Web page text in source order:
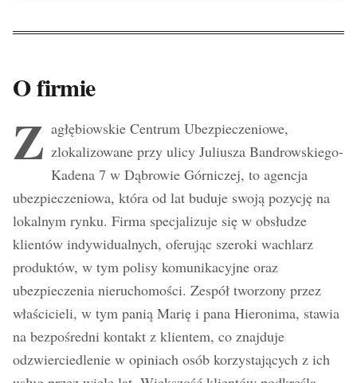
O firmie
Z agłębiowskie Centrum Ubezpieczeniowe,
zlokalizowane przy ulicy Juliusza Bandrowskiego-
Kadena 7 w Dąbrowie Górniczej, to agencja
ubezpieczeniowa, która od lat buduje swoją pozycję na
lokalnym rynku. Firma specjalizuje się w obsłudze
klientów indywidualnych, oferując szeroki wachlarz
produktów, w tym polisy komunikacyjne oraz
ubezpieczenia nieruchomości. Zespół tworzony przez
właścicieli, w tym panią Marię i pana Hieronima, stawia
na bezpośredni kontakt z klientem, co znajduje
odzwierciedlenie w opiniach osób korzystających z ich